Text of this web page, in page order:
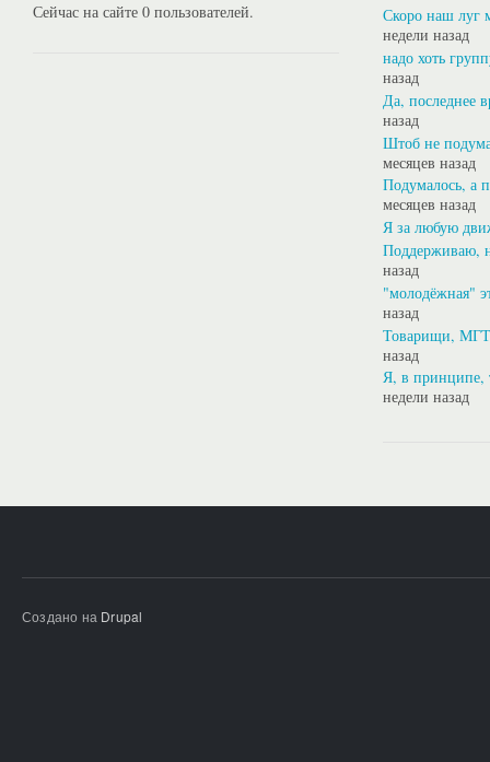
Сейчас на сайте 0 пользователей.
Скоро наш луг
недели назад
надо хоть
назад
Да, последнее
назад
Штоб не
месяцев назад
Подумалось, а
месяцев назад
Я за любую
Поддерживаю,
назад
"молодёжная"
назад
Товарищи,
назад
Я, в принципе,
недели назад
Создано на Drupal